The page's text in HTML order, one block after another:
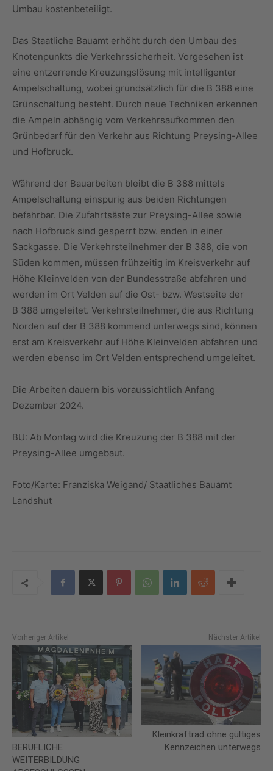
Umbau kostenbeteiligt.
Das Staatliche Bauamt erhöht durch den Umbau des
Knotenpunkts die Verkehrssicherheit. Vorgesehen ist
eine entzerrende Kreuzungslösung mit intelligenter
Ampelschaltung, wobei grundsätzlich für die B 388 eine
Grünschaltung besteht. Durch neue Techniken erkennen
die Ampeln abhängig vom Verkehrsaufkommen den
Grünbedarf für den Verkehr aus Richtung Preysing-Allee
und Hofbruck.
Während der Bauarbeiten bleibt die B 388 mittels
Ampelschaltung einspurig aus beiden Richtungen
befahrbar. Die Zufahrtsäste zur Preysing-Allee sowie
nach Hofbruck sind gesperrt bzw. enden in einer
Sackgasse. Die Verkehrsteilnehmer der B 388, die von
Süden kommen, müssen frühzeitig im Kreisverkehr auf
Höhe Kleinvelden von der Bundesstraße abfahren und
werden im Ort Velden auf die Ost- bzw. Westseite der
B 388 umgeleitet. Verkehrsteilnehmer, die aus Richtung
Norden auf der B 388 kommend unterwegs sind, können
erst am Kreisverkehr auf Höhe Kleinvelden abfahren und
werden ebenso im Ort Velden entsprechend umgeleitet.
Die Arbeiten dauern bis voraussichtlich Anfang
Dezember 2024.
BU: Ab Montag wird die Kreuzung der B 388 mit der
Preysing-Allee umgebaut.
Foto/Karte: Franziska Weigand/ Staatliches Bauamt
Landshut
Vorheriger Artikel
BERUFLICHE
WEITERBILDUNG
Nächster Artikel
Kleinkraftrad ohne gültiges
Kennzeichen unterwegs